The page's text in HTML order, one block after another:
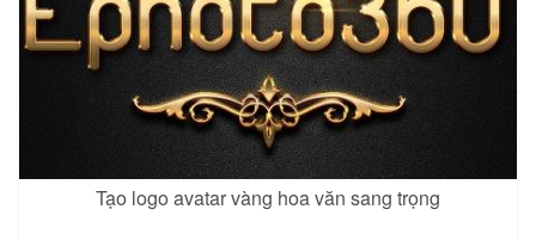
Tạo logo avatar vàng hoa văn sang trọng